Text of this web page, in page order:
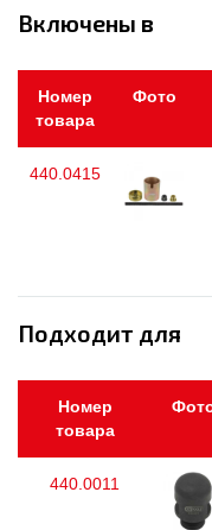
Включены в
Номер
товара
Фото
440.0415
Подходит для
Номер
товара
440.0011